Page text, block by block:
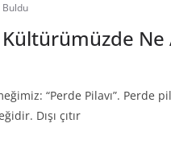
Kültürümüzde
“Perde Pilavı”. Perde
Dışı çıtır